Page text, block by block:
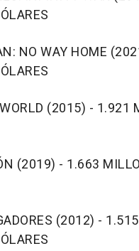
NO WAY HOME
(2015) - 1.921
(2019) - 1.663
(2012) - 1.515